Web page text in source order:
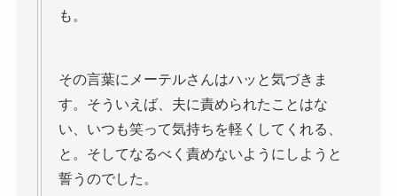
も。
その言葉にメーテルさんはハッと気づきま
す。そういえば、夫に責められたことはな
い、いつも笑って気持ちを軽くしてくれる、
と。そしてなるべく責めないようにしようと
誓うのでした。